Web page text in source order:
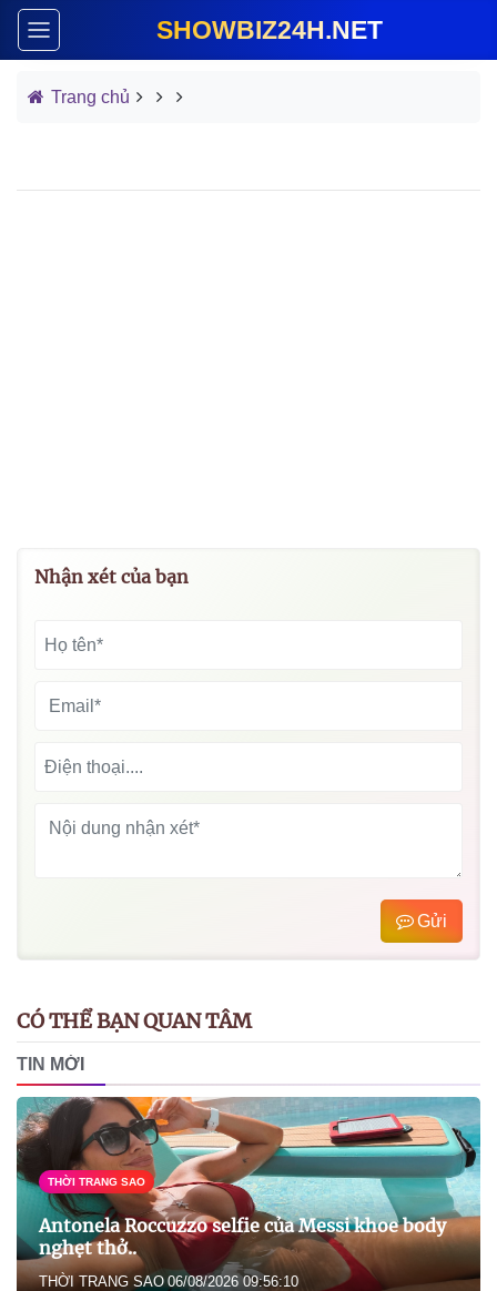
SHOWBIZ24H.NET
Trang chủ
Nhận xét của bạn
Gửi
CÓ THỂ BẠN QUAN TÂM
TIN MỚI
THỜI TRANG SAO
Antonela Roccuzzo selfie của Messi khoe body
nghẹt thở..
THỜI TRANG SAO 06/08/2026 09:56:10